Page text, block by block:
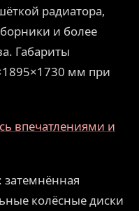
радиатора,
и более
Габариты
мм при
впечатлениями и
затемнённая
колёсные диски